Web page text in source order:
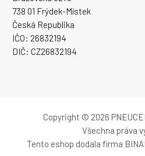
738 01 Frýdek-Místek
Česká Republika
IČO: 26832194
DIČ: CZ26832194
Copyright © 2026
Všechna práva
Tento eshop dodala firma